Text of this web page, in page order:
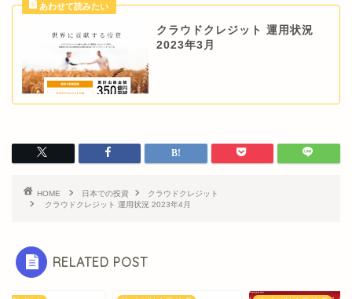
クラウドクレジット 運用状況
2023年3月
HOME 日本での投資
クラウドクレジット
クラウドクレジット 運用状況 2023年4月
RELATED POST